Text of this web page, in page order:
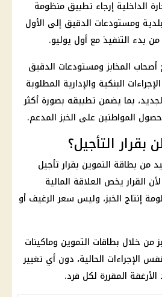
الداخلية إرجاء تطبيق منظومة
ومستودعات الدقيق إلى الأول
المخابز ومستودعات الدقيق
البنكية والإدارية المطلوبة
بما يضمن تطبيقه بصورة أكثر
المواطنين على الخبز المدعم.
بقرار التأجيل؟
من بطاقة التموين بقرار تأجيل
القرار يخص العلاقة المالية
إنتاج الخبز، وليس سعر الرغيف أو
من خلال بطاقات التموين وماكينات
الإجراءات الحالية، دون أي تغيير
المقررة لكل فرد.